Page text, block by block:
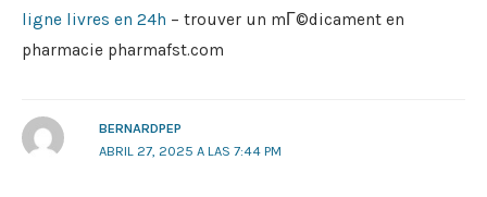
ligne livres en 24h – trouver un mГ©dicament en
pharmacie pharmafst.com
BERNARDPEP
ABRIL 27, 2025 A LAS 7:44 PM